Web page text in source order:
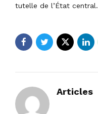
tutelle de l’État central.
Articles